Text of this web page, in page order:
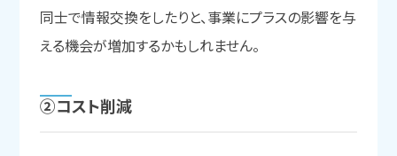
同士で情報交換をしたりと、事業にプラスの影響を与
える機会が増加するかもしれません。
②コスト削減